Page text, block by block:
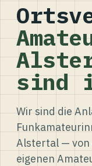
sind
Wir sind die
Alstertal — von
eigenen